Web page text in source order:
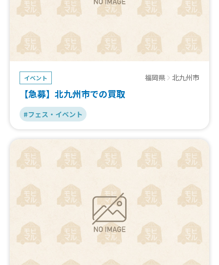
イベント 福岡県 北九州市
【急募】北九州市での買取
#フェス・イベント